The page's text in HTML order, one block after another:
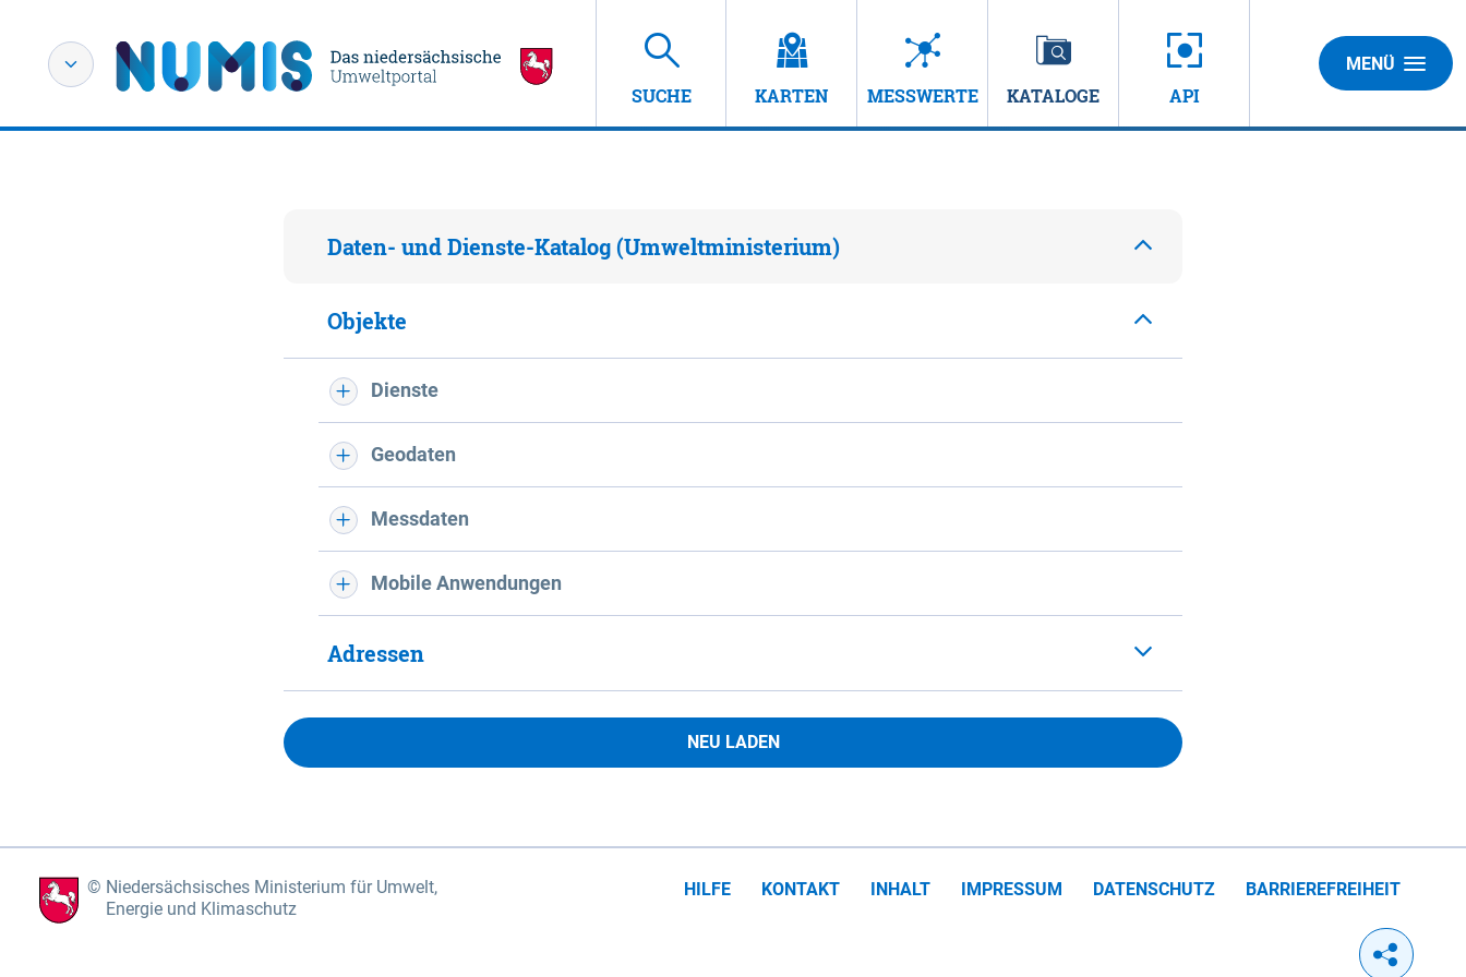
SUCHE KARTEN MESSWERTE KATALOGE API
MENÜ
Daten- und Dienste-Katalog (Umweltministerium)
Objekte
Dienste
Geodaten
Messdaten
Mobile Anwendungen
Adressen
NEU LADEN
Niedersächsisches Ministerium für Umwelt,
Energie und Klimaschutz
HILFE KONTAKT INHALT IMPRESSUM DATENSCHUTZ BARRIEREFREIHEIT